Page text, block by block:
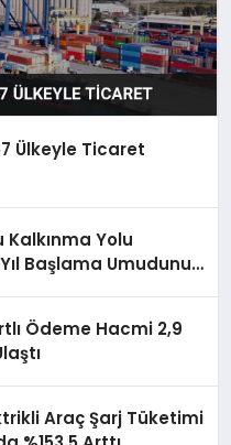
Ülkeyle Ticaret
Yolu
Başlama Umudunu
Ödeme Hacmi 2,9
Araç Şarj Tüketimi